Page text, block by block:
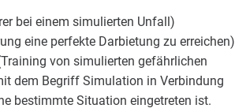
bei einem simulierten Unfall)
eine perfekte Darbietung zu erreichen)
von simulierten gefährlichen
dem Begriff Simulation in Verbindung
bestimmte Situation eingetreten ist.